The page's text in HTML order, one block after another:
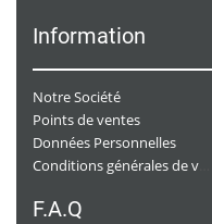
Information
Notre Société
Points de ventes
Données Personnelles
F.A.Q